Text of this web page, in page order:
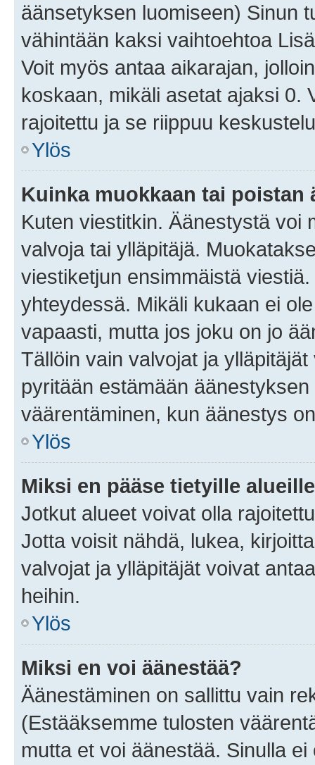
äänsetyksen luomiseen) Sinun
vähintään kaksi vaihtoehtoa
Voit myös antaa aikarajan,
koskaan, mikäli asetat ajaksi 0.
rajoitettu ja se riippuu
Ylös
Kuinka muokkaan tai poistan
Kuten viestitkin. Äänestystä voi
valvoja tai ylläpitäjä.
viestiketjun ensimmäistä
yhteydessä. Mikäli kukaan ei
vapaasti, mutta jos joku on jo
Tällöin vain valvojat ja
pyritään estämään
väärentäminen, kun äänestys
Ylös
Miksi en pääse tietyille
Jotkut alueet voivat olla
Jotta voisit nähdä, lukea,
valvojat ja ylläpitäjät voivat
heihin.
Ylös
Miksi en voi äänestää?
Äänestäminen on sallittu vain
(Estääksemme tulosten
mutta et voi äänestää. Sinulla